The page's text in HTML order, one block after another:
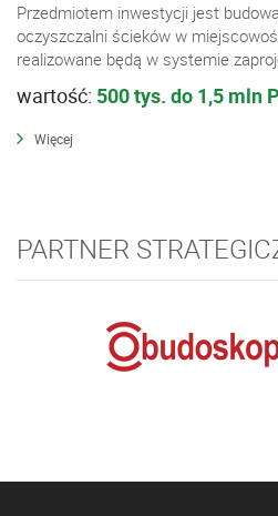
Przedmiotem inwestycji jest
oczyszczalni ścieków w
realizowane będą w systemie
wartość: 500 tys. do 1,5 mln
Więcej
PARTNER